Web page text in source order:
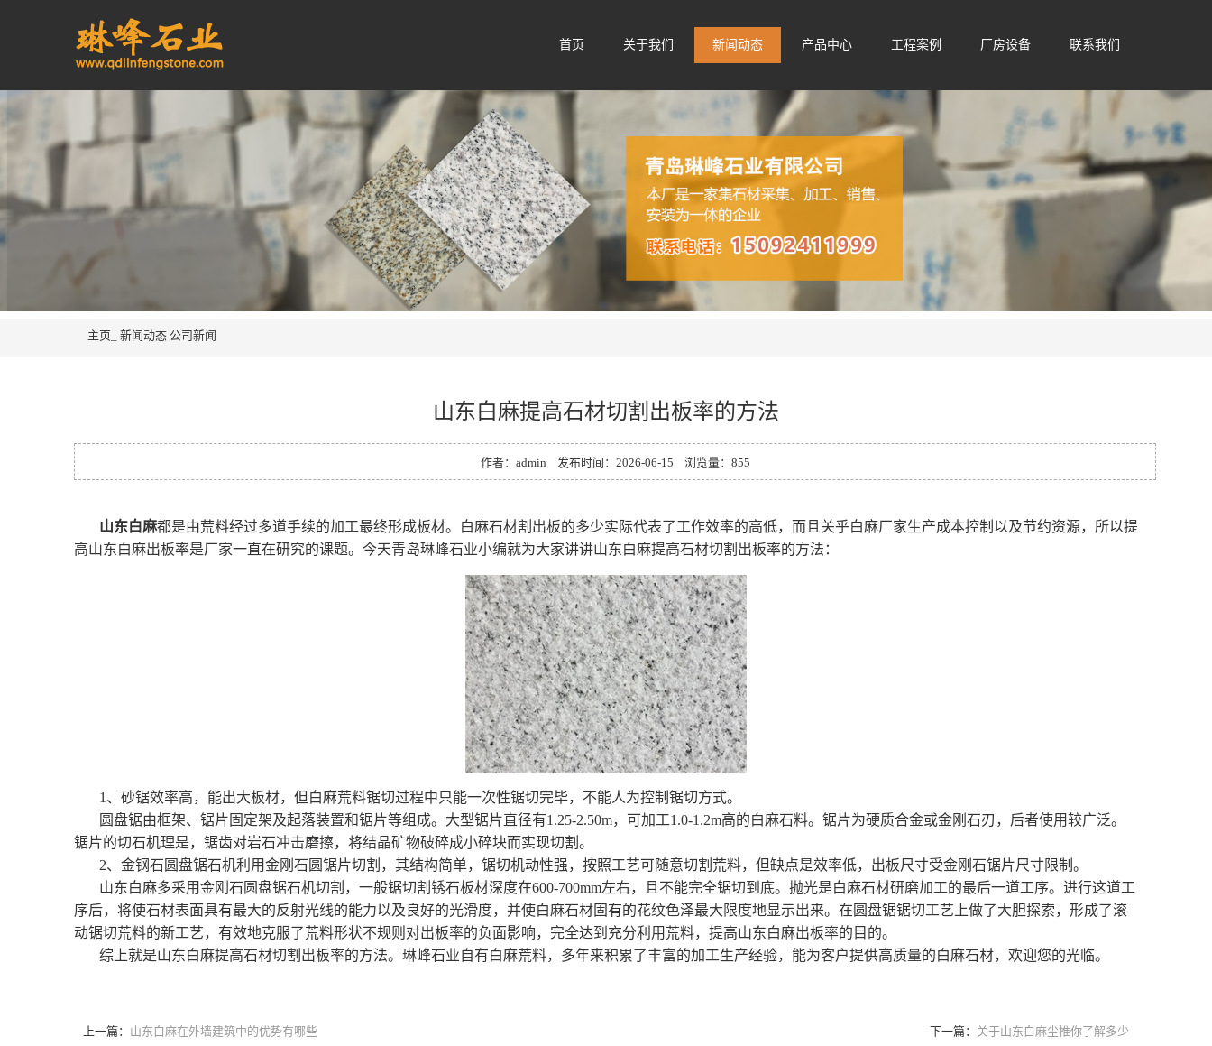
首页 关于我们 新闻动态 产品中心 工程案例 厂房设备 联系我们
主页_ 新闻动态 公司新闻
山东白麻提高石材切割出板率的方法
作者：admin 发布时间：2026-06-15 浏览量： 855
山东白麻都是由荒料经过多道手续的加工最终形成板材。白麻石材割出板的多少实际代表了工作效率的高低，而且关乎白麻厂家生产成本控制以及节约资源，所以提
高山东白麻出板率是厂家一直在研究的课题。今天青岛琳峰石业小编就为大家讲讲山东白麻提高石材切割出板率的方法：
1、砂锯效率高，能出大板材，但白麻荒料锯切过程中只能一次性锯切完毕，不能人为控制锯切方式。
圆盘锯由框架、锯片固定架及起落装置和锯片等组成。大型锯片直径有1.25-2.50m，可加工1.0-1.2m高的白麻石料。锯片为硬质合金或金刚石刃，后者使用较广泛。
锯片的切石机理是，锯齿对岩石冲击磨擦，将结晶矿物破碎成小碎块而实现切割。
2、金钢石圆盘锯石机利用金刚石圆锯片切割，其结构简单，锯切机动性强，按照工艺可随意切割荒料，但缺点是效率低，出板尺寸受金刚石锯片尺寸限制。
山东白麻多采用金刚石圆盘锯石机切割，一般锯切割锈石板材深度在600-700mm左右，且不能完全锯切到底。抛光是白麻石材研磨加工的最后一道工序。进行这道工
序后，将使石材表面具有最大的反射光线的能力以及良好的光滑度，并使白麻石材固有的花纹色泽最大限度地显示出来。在圆盘锯锯切工艺上做了大胆探索，形成了滚
动锯切荒料的新工艺，有效地克服了荒料形状不规则对出板率的负面影响，完全达到充分利用荒料，提高山东白麻出板率的目的。
综上就是山东白麻提高石材切割出板率的方法。 琳峰石业自有白麻荒料，多年来积累了丰富的加工生产经验，能为客户提供高质量的白麻石材，欢迎您的光临。
上一篇： 山东白麻在外墙建筑中的优势有哪些 下一篇： 关于山东白麻尘推你了解多少